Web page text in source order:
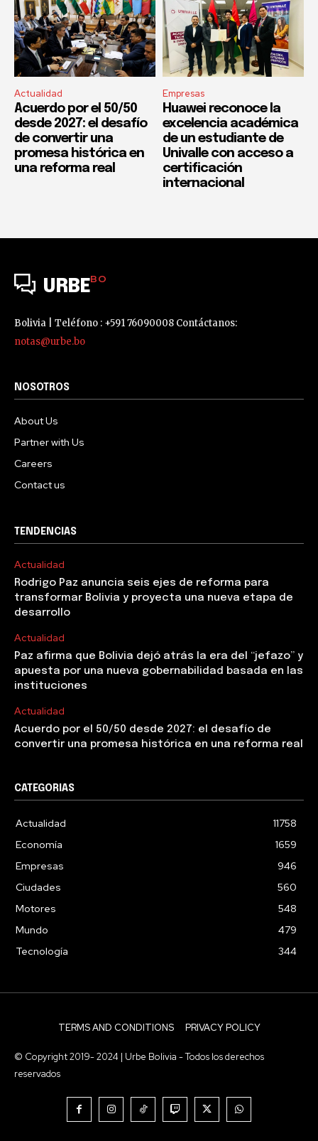
Actualidad
Acuerdo por el 50/50
desde 2027: el desafío
de convertir una
promesa histórica en
una reforma real
Empresas
Huawei reconoce la
excelencia académica
de un estudiante de
Univalle con acceso a
certificación
internacional
URBEBO
Bolivia | Teléfono : +591 76090008 Contáctanos:
notas@urbe.bo
NOSOTROS
About Us
Partner with Us
Careers
Contact us
TENDENCIAS
Actualidad
Rodrigo Paz anuncia seis ejes de reforma para
transformar Bolivia y proyecta una nueva etapa de
desarrollo
Actualidad
Paz afirma que Bolivia dejó atrás la era del “jefazo” y
apuesta por una nueva gobernabilidad basada en las
instituciones
Actualidad
Acuerdo por el 50/50 desde 2027: el desafío de
convertir una promesa histórica en una reforma real
CATEGORIAS
Actualidad
11758
Economía
1659
Empresas
946
Ciudades
560
Motores
548
Mundo
479
Tecnología
344
TERMS AND CONDITIONS PRIVACY POLICY
© Copyright 2019- 2024 | Urbe Bolivia - Todos los derechos
reservados